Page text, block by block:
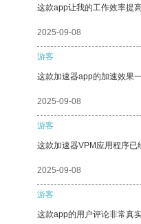
这款app让我的工作效率提
2025-09-08
游客
这款加速器app的加速效果
2025-09-08
游客
这款加速器VPM应用程序已
2025-09-08
游客
这款app的用户评论非常真